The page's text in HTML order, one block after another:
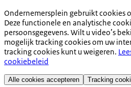
Ondernemersplein gebruikt cookies
Deze functionele en analytische
persoonsgegevens. Wilt u video’s
mogelijk tracking cookies om uw
tracking cookies kunt u weigeren.
cookiebeleid
Alle cookies accepteren Tracking